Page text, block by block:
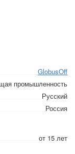
GlobusOff
промышленность
Русский
Россия
от 15 лет